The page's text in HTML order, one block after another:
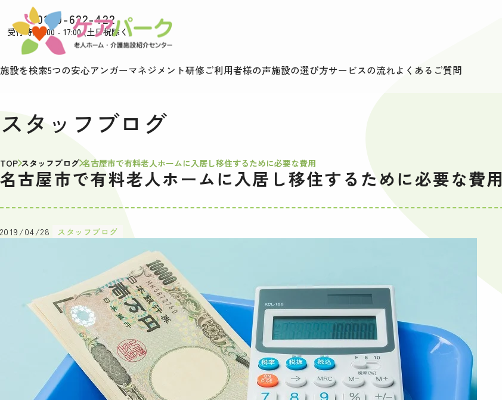
0120-622-422
受付時間9:00 - 17:00 (土日祝除く)
施設を検索5つの安心アンガーマネジメント研修ご利用者様の声施設の選び方サービスの流れよくあるご質問
スタッフブログ
TOP スタッフブログ 名古屋市で有料老人ホームに入居し移住するために必要な費用
名古屋市で有料老人ホームに入居し移住するために必要な費用
2019/04/28 スタッフブログ